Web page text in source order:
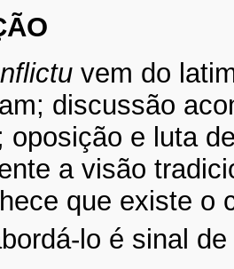
vem do
discussão
oposição e luta
a visão
que existe o
lo é sinal